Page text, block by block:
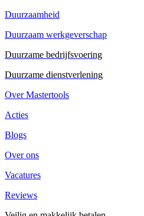
Duurzaamheid
Duurzaam werkgeverschap
Duurzame bedrijfsvoering
Duurzame dienstverlening
Over Mastertools
Acties
Blogs
Over ons
Vacatures
Reviews